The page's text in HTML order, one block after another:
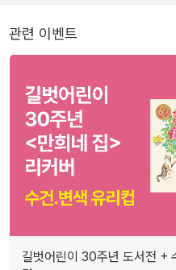
관련 이벤트
길벗어린이 30주년 도서전 +